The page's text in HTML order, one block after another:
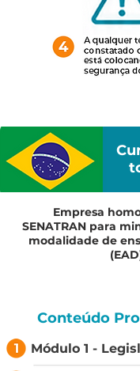
Empresa
SENATRAN para
modalidade de
Conteúdo
Módulo 1 -